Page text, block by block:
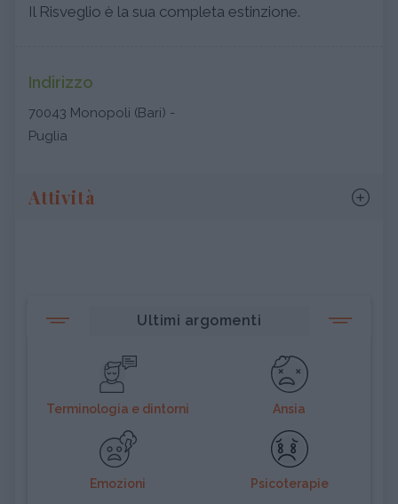
Il Risveglio è la sua completa estinzione.
Indirizzo
70043 Monopoli (Bari) -
Puglia
Attività
Ultimi argomenti
Terminologia e dintorni Ansia
Emozioni Psicoterapie